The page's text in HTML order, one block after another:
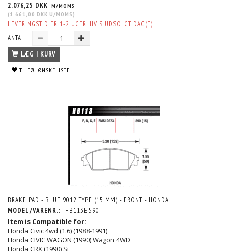
2.076,25 DKK M/MOMS
(1.661,00 DKK U/MOMS )
LEVERINGSTID ER 1-2 UGER, HVIS UDSOLGT. DAG(E)
ANTAL
LÆG I KURV
TILFØJ ØNSKELISTE
BRAKE PAD - BLUE 9012 TYPE (15 MM) - FRONT - HONDA
MODEL/VARENR.:
HB113E.590
Item is Compatible for:
Honda Civic 4wd (1.6) (1988-1991)
Honda CIVIC WAGON (1990) Wagon 4WD
Honda CRX (1990) Si